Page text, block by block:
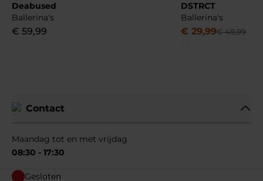
Deabused
Ballerina's
€ 59,99
DSTRCT
Ballerina's
€ 29,99€ 49,99
Contact
Maandag tot en met vrijdag
08:30 - 17:30
Gesloten